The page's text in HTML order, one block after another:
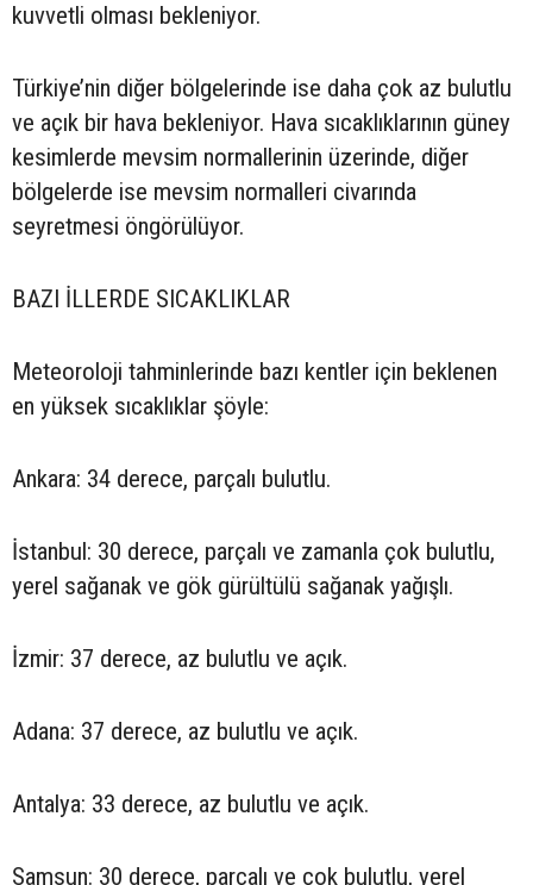
kuvvetli olması bekleniyor.
Türkiye’nin diğer bölgelerinde ise daha çok az bulutlu
ve açık bir hava bekleniyor. Hava sıcaklıklarının güney
kesimlerde mevsim normallerinin üzerinde, diğer
bölgelerde ise mevsim normalleri civarında
seyretmesi öngörülüyor.
BAZI İLLERDE SICAKLIKLAR
Meteoroloji tahminlerinde bazı kentler için beklenen
en yüksek sıcaklıklar şöyle:
Ankara: 34 derece, parçalı bulutlu.
İstanbul: 30 derece, parçalı ve zamanla çok bulutlu,
yerel sağanak ve gök gürültülü sağanak yağışlı.
İzmir: 37 derece, az bulutlu ve açık.
Adana: 37 derece, az bulutlu ve açık.
Antalya: 33 derece, az bulutlu ve açık.
Samsun: 30 derece, parçalı ve çok bulutlu, yerel